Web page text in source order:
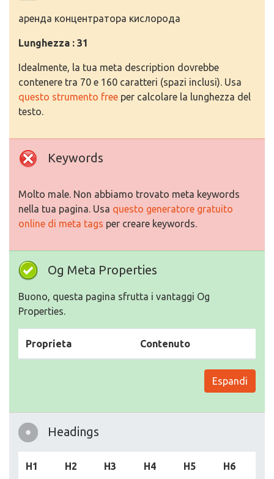
аренда концентратора кислорода
Lunghezza : 31
Idealmente, la tua meta description dovrebbe
contenere tra 70 e 160 caratteri (spazi inclusi). Usa
questo strumento free per calcolare la lunghezza del
testo.
Keywords
Molto male. Non abbiamo trovato meta keywords
nella tua pagina. Usa questo generatore gratuito
online di meta tags per creare keywords.
Og Meta Properties
Buono, questa pagina sfrutta i vantaggi Og
Properties.
Proprieta Contenuto
Espandi
Headings
H1 H2 H3 H4 H5 H6